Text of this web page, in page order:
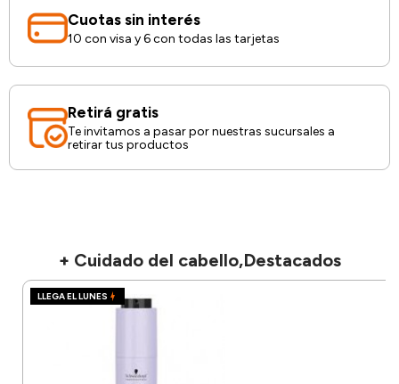
Cuotas sin interés
10 con visa y 6 con todas las tarjetas
Retirá gratis
Te invitamos a pasar por nuestras sucursales a
retirar tus productos
+ Cuidado del cabello,Destacados
LLEGA EL LUNES